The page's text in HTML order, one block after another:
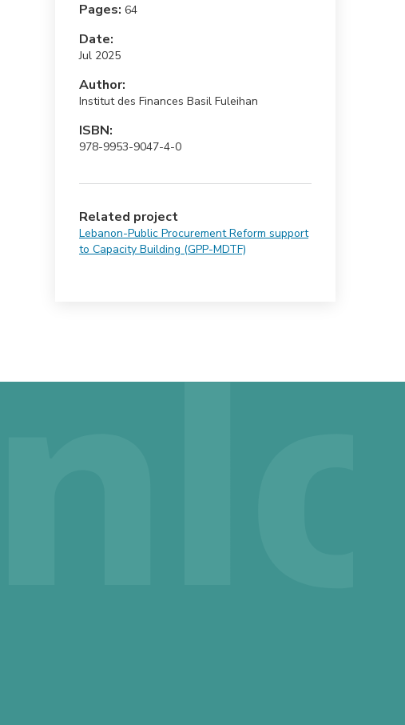
Pages: 64
Date:
Jul 2025
Author:
Institut des Finances Basil Fuleihan
ISBN:
978-9953-9047-4-0
Related project
Lebanon-Public Procurement Reform support
to Capacity Building (GPP-MDTF)